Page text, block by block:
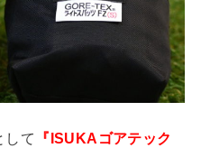
して
『ISUKAゴアテック